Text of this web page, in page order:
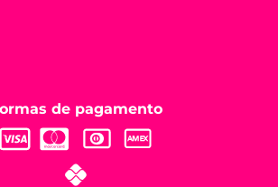
de pagamento